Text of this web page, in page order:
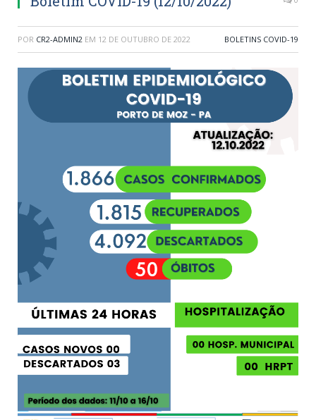
POR CR2-ADMIN2 EM 12 DE OUTUBRO DE 2022 BOLETINS COVID-19